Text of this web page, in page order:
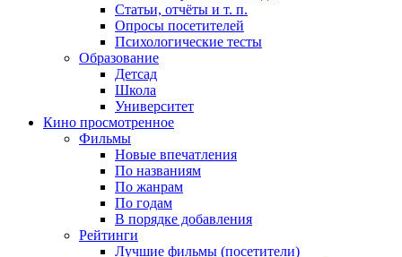
Статьи, отчёты и т. п.
Опросы посетителей
Психологические тесты
Образование
Детсад
Школа
Университет
Кино просмотренное
Фильмы
Новые впечатления
По названиям
По жанрам
По годам
В порядке добавления
Рейтинги
Лучшие фильмы (посетители)